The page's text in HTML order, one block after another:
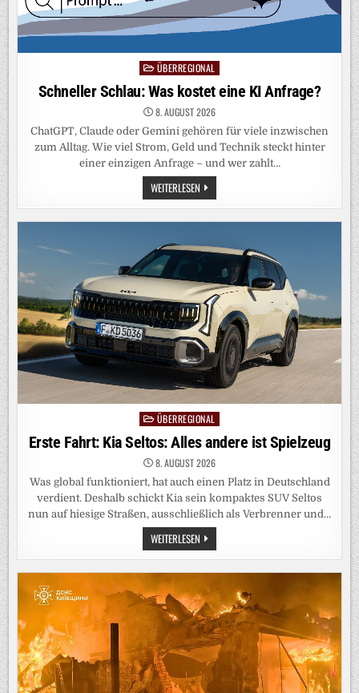
Posted
in
ÜBERREGIONAL
Schneller Schlau: Was kostet eine KI Anfrage?
8. AUGUST 2026
ChatGPT, Claude oder Gemini gehören für viele inzwischen
zum Alltag. Wie viel Strom, Geld und Technik steckt hinter
einer einzigen Anfrage – und wer zahlt…
WEITERLESEN SCHNELLER
SCHLAU:
WAS
KOSTET
ANFRAGE?
Posted
in
ÜBERREGIONAL
Erste Fahrt: Kia Seltos: Alles andere ist Spielzeug
8. AUGUST 2026
Was global funktioniert, hat auch einen Platz in Deutschland
verdient. Deshalb schickt Kia sein kompaktes SUV Seltos
nun auf hiesige Straßen, ausschließlich als Verbrenner und…
WEITERLESEN ERSTE
FAHRT:
KIA
SELTOS:
ANDERE
IST
SPIELZEUG